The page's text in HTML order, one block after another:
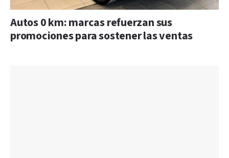
Autos 0 km: marcas refuerzan sus
promociones para sostener las ventas